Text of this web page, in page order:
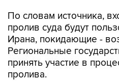
По словам источника,
пролив суда будут
Ирана, покидающие -
Региональные
принять участие в
пролива.